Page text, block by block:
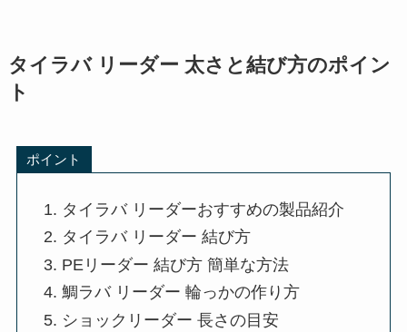
タイラバ リーダー 太さと結び方のポイン
ト
ポイント
タイラバ リーダーおすすめの製品紹介
タイラバ リーダー 結び方
PEリーダー 結び方 簡単な方法
鯛ラバ リーダー 輪っかの作り方
ショックリーダー 長さの目安